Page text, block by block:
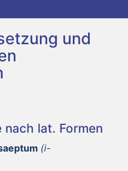
und
nach lat. Formen
(i-